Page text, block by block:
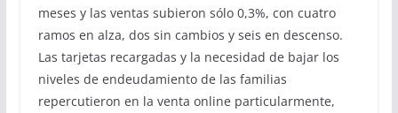
meses y las ventas subieron sólo 0,3%, con cuatro
ramos en alza, dos sin cambios y seis en descenso.
Las tarjetas recargadas y la necesidad de bajar los
niveles de endeudamiento de las familias
repercutieron en la venta online particularmente,